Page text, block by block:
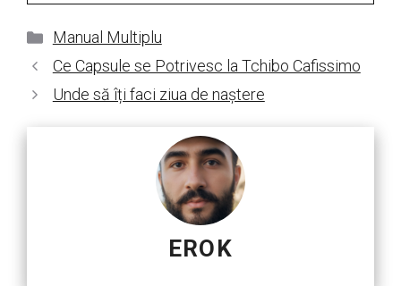
Categorii
Manual Multiplu
Ce Capsule se Potrivesc la Tchibo Cafissimo
Unde să îți faci ziua de naștere
EROK